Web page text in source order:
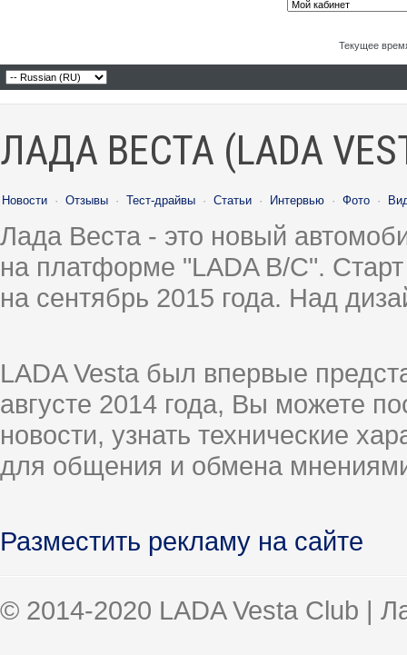
Текущее
ЛАДА ВЕСТА (LADA
Новости · Отзывы · Тест-драйвы · Статьи · Интервью · Фото ·
Лада Веста - это новый
на платформе "LADA B/C".
на сентябрь 2015 года. Над
LADA Vesta был впервые
августе 2014 года, Вы можете
новости, узнать технические
для общения и обмена
Разместить рекламу на сайте
© 2014-2020 LADA Vesta Club |